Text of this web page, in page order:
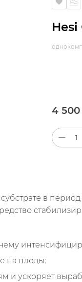
Hesi
4
в
на плоды;
и ускоряет